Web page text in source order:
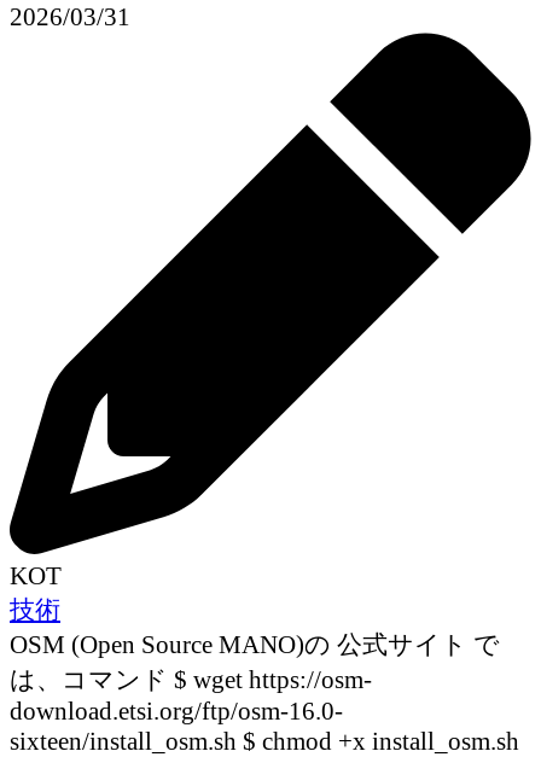
2026/03/31
KOT
技術
OSM (Open Source MANO)の 公式サイト で
は、コマンド $ wget https://osm-
download.etsi.org/ftp/osm-16.0-
sixteen/install_osm.sh $ chmod +x install_osm.sh